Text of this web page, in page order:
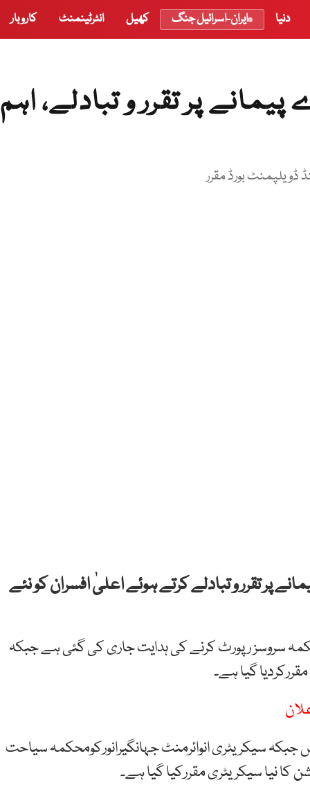
دنیا ایران-اسرائیل جنگ کھیل انٹرٹینمنٹ کاروبار
پر تقرر و تبادلے، اہم
ڈویلپمنٹ بورڈ مقرر
پر تقرر و تبادلے کرتے ہوئے اعلیٰ افسران کو نئے
سروسز رپورٹ کرنے کی ہدایت جاری کی گئی ہے جبکہ
گیا ہے۔
سیکریٹری انوائرمنٹ جہانگیرانورکومحکمہ سیاحت
کا نیا سیکریٹری مقررکیا گیا ہے۔